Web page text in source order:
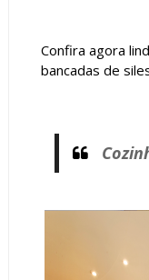
Confira agora
bancadas de